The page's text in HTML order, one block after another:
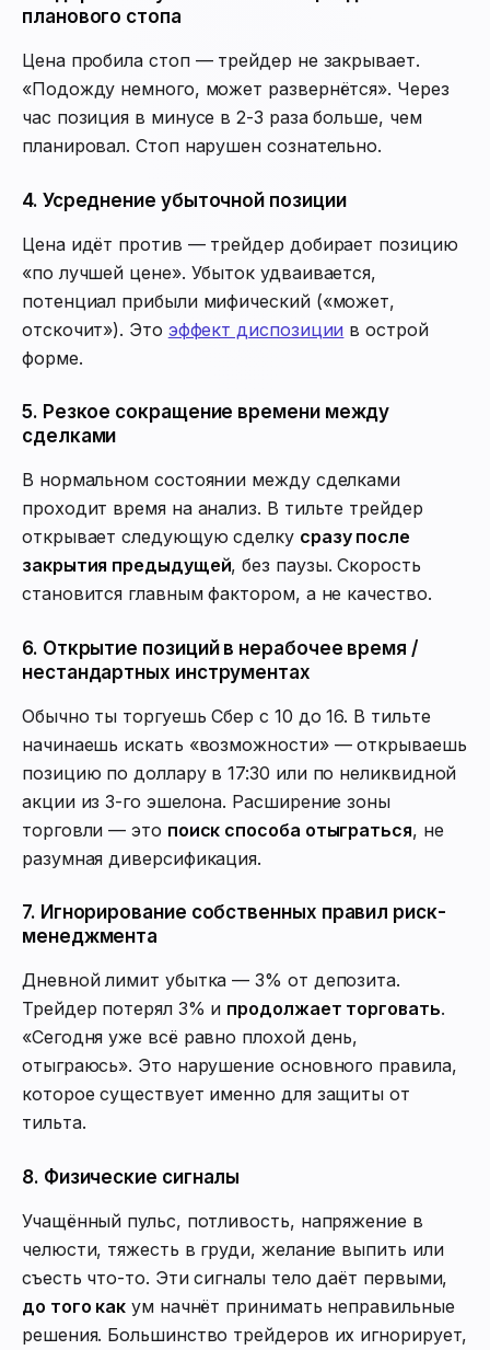
планового стопа
Цена пробила стоп — трейдер не закрывает.
«Подожду немного, может развернётся». Через
час позиция в минусе в 2-3 раза больше, чем
планировал. Стоп нарушен сознательно.
4. Усреднение убыточной позиции
Цена идёт против — трейдер добирает позицию
«по лучшей цене». Убыток удваивается,
потенциал прибыли мифический («может,
отскочит»). Это эффект диспозиции в острой
форме.
5. Резкое сокращение времени между
сделками
В нормальном состоянии между сделками
проходит время на анализ. В тильте трейдер
открывает следующую сделку сразу после
закрытия предыдущей, без паузы. Скорость
становится главным фактором, а не качество.
6. Открытие позиций в нерабочее время /
нестандартных инструментах
Обычно ты торгуешь Сбер с 10 до 16. В тильте
начинаешь искать «возможности» — открываешь
позицию по доллару в 17:30 или по неликвидной
акции из 3-го эшелона. Расширение зоны
торговли — это поиск способа отыграться, не
разумная диверсификация.
7. Игнорирование собственных правил риск-
менеджмента
Дневной лимит убытка — 3% от депозита.
Трейдер потерял 3% и продолжает торговать.
«Сегодня уже всё равно плохой день,
отыграюсь». Это нарушение основного правила,
которое существует именно для защиты от
тильта.
8. Физические сигналы
Учащённый пульс, потливость, напряжение в
челюсти, тяжесть в груди, желание выпить или
съесть что-то. Эти сигналы тело даёт первыми,
до того как ум начнёт принимать неправильные
решения. Большинство трейдеров их игнорирует,